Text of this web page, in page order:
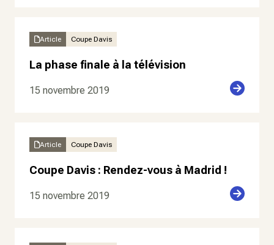
Article Coupe Davis
La phase finale à la télévision
15 novembre 2019
Article Coupe Davis
Coupe Davis : Rendez-vous à Madrid !
15 novembre 2019